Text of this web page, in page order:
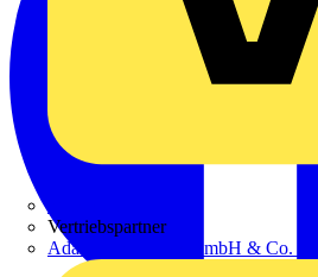
Vertriebspartner
Adalbert Zajadacz GmbH & Co. KG